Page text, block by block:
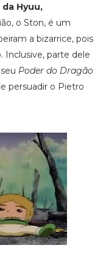
Hyuu,
o Ston, é um
a bizarrice, pois
parte dele
Poder do Dragão
persuadir o Pietro